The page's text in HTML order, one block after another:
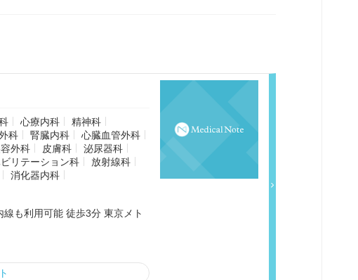
心療内科
精神科
科 腎臓内科
心臓血管外科
外科 皮膚科
泌尿器科
ビリテーション科
放射線科
消化器内科
も利用可能 徒歩3分 東京メト